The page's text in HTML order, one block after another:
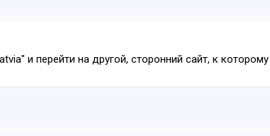
и перейти на другой, сторонний сайт, к